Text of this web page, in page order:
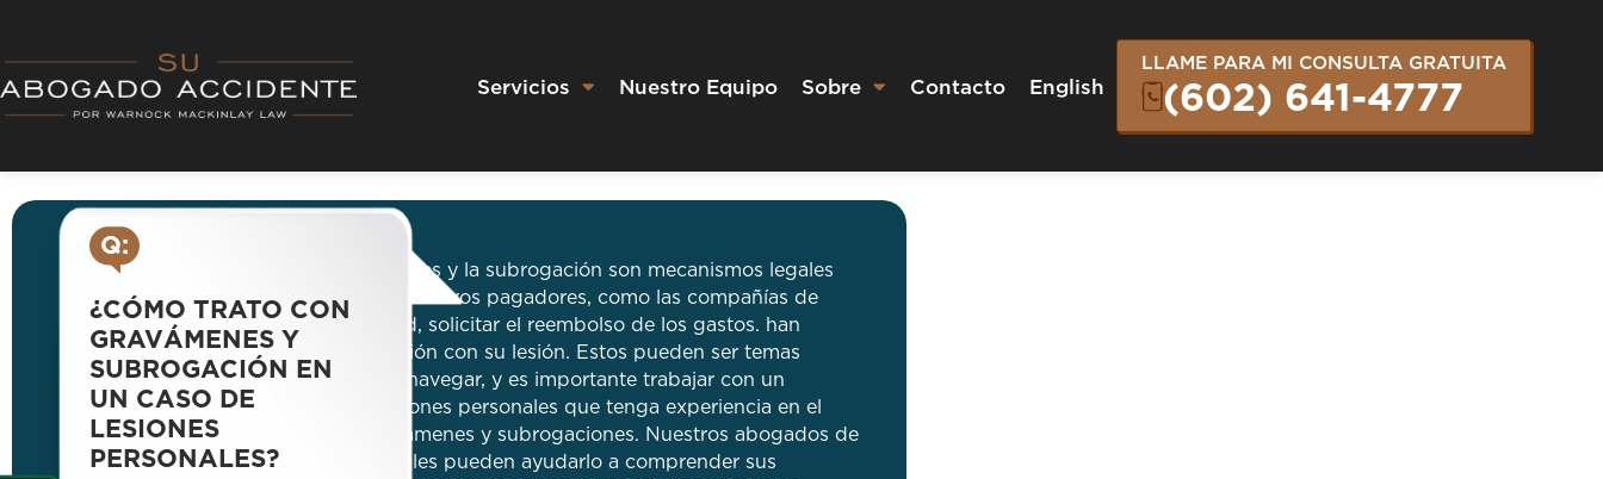
content
Servicios Nuestro Equipo Sobre Contacto English
LLAME PARA MI CONSULTA GRATUITA
(602) 641-4777
Los gravámenes y la subrogación son mecanismos legales
que permiten a terceros pagadores, como las compañías de
seguros de salud, solicitar el reembolso de los gastos. han
pagado en relación con su lesión. Estos pueden ser temas
complejos para navegar, y es importante trabajar con un
abogado de lesiones personales que tenga experiencia en el
manejo de gravámenes y subrogaciones. Nuestros abogados de
lesiones personales pueden ayudarlo a comprender sus
Q:
¿CÓMO TRATO CON
GRAVÁMENES Y
SUBROGACIÓN EN
UN CASO DE
LESIONES
PERSONALES?